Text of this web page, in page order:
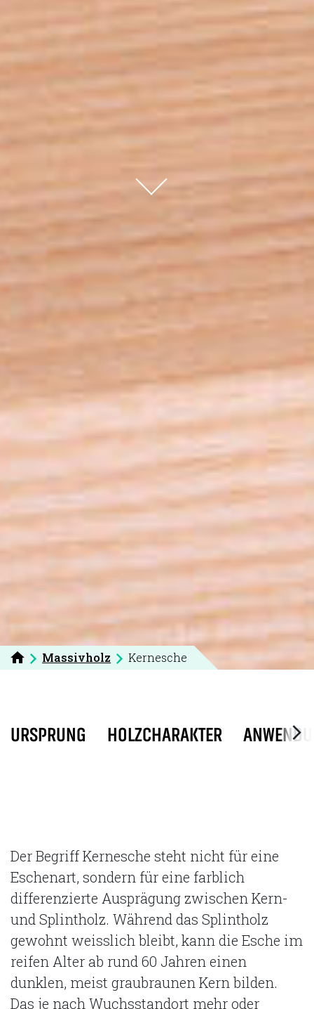
Massivholz Kernesche
URSPRUNG HOLZCHARAKTER
Der Begriff Kernesche steht nicht für eine
Eschenart, sondern für eine farblich
differenzierte Ausprägung zwischen Kern-
und Splintholz. Während das Splintholz
gewohnt weisslich bleibt, kann die Esche im
reifen Alter ab rund 60 Jahren einen
dunklen, meist graubraunen Kern bilden.
Das je nach Wuchsstandort mehr oder